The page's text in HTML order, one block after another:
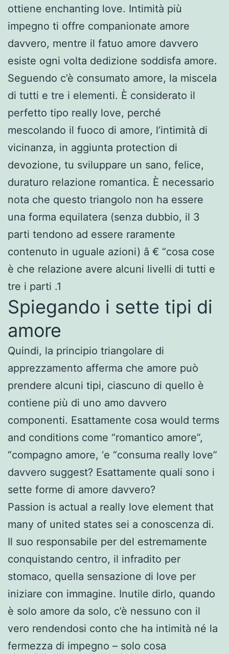
ottiene enchanting love. Intimità più
impegno ti offre companionate amore
davvero, mentre il fatuo amore davvero
esiste ogni volta dedizione soddisfa amore.
Seguendo c’è consumato amore, la miscela
di tutti e tre i elementi. È considerato il
perfetto tipo really love, perché
mescolando il fuoco di amore, l’intimità di
vicinanza, in aggiunta protection di
devozione, tu sviluppare un sano, felice,
duraturo relazione romantica. È necessario
nota che questo triangolo non ha essere
una forma equilatera (senza dubbio, il 3
parti tendono ad essere raramente
contenuto in uguale azioni) â € “cosa cose
è che relazione avere alcuni livelli di tutti e
tre i parti .1
Spiegando i sette tipi di
amore
Quindi, la principio triangolare di
apprezzamento afferma che amore può
prendere alcuni tipi, ciascuno di quello è
contiene più di uno amo davvero
componenti. Esattamente cosa would terms
and conditions come “romantico amore”,
“compagno amore, ‘e “consuma really love”
davvero suggest? Esattamente quali sono i
sette forme di amore davvero?
Passion is actual a really love element that
many of united states sei a conoscenza di.
Il suo responsabile per del estremamente
conquistando centro, il infradito per
stomaco, quella sensazione di love per
iniziare con immagine. Inutile dirlo, quando
è solo amore da solo, c’è nessuno con il
vero rendendosi conto che ha intimità né la
fermezza di impegno – solo cosa